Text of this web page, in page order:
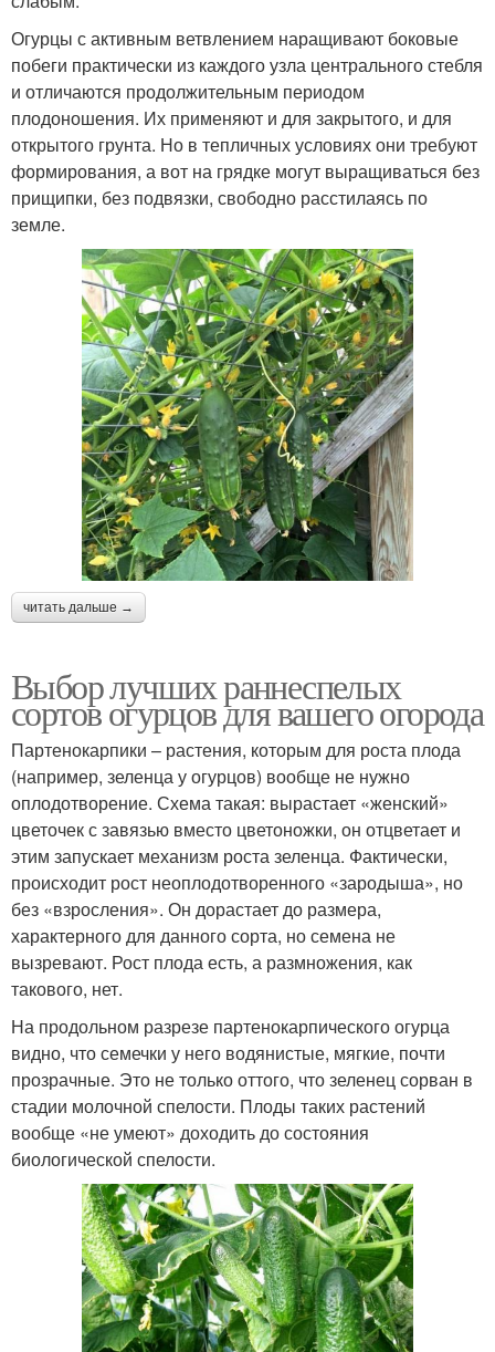
Огурцы с активным ветвлением наращивают боковые
побеги практически из каждого узла центрального стебля
и отличаются продолжительным периодом
плодоношения. Их применяют и для закрытого, и для
открытого грунта. Но в тепличных условиях они требуют
формирования, а вот на грядке могут выращиваться без
прищипки, без подвязки, свободно расстилаясь по
земле.
читать дальше →
Выбор лучших раннеспелых
сортов огурцов для вашего огорода
Партенокарпики – растения, которым для роста плода
(например, зеленца у огурцов) вообще не нужно
оплодотворение. Схема такая: вырастает «женский»
цветочек с завязью вместо цветоножки, он отцветает и
этим запускает механизм роста зеленца. Фактически,
происходит рост неоплодотворенного «зародыша», но
без «взросления». Он дорастает до размера,
характерного для данного сорта, но семена не
вызревают. Рост плода есть, а размножения, как
такового, нет.
На продольном разрезе партенокарпического огурца
видно, что семечки у него водянистые, мягкие, почти
прозрачные. Это не только оттого, что зеленец сорван в
стадии молочной спелости. Плоды таких растений
вообще «не умеют» доходить до состояния
биологической спелости.